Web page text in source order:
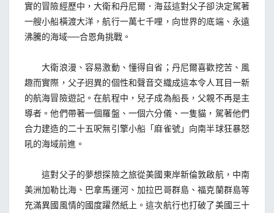
實的冒險經歷中，大衛和丹尼爾．海茲這對父子卻決定駕著
一艘小船橫渡大洋，航行一萬七千哩，向世界的底端、永遠
沸騰的海域──合恩角挑戰。
大衛浪漫、容易激動、懂得自省；丹尼爾喜歡挖苦、風
趣而實際，父子迥異的個性和聲音交織成這本令人耳目一新
的航海冒險遊記。在航程中，兒子成為船長，父親不再是主
導者。他們帶著一個羅盤、一個六分儀、一隻貓，駕著他們
合力建造的二十五呎無引擎小船「麻雀號」向南半球狂暴怒
吼的海域前進。
這對父子的夢想探險之旅從美國東岸新倫敦啟航，中南
美洲加勒比海、巴拿馬運河、加拉巴哥群島、福克蘭群島等
充滿異國風情的國度躍然紙上。這次航行也打破了美國三十